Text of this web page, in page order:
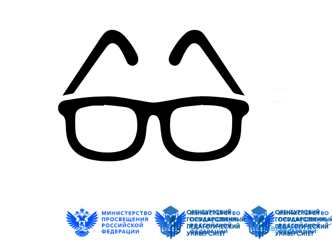
Об
университете